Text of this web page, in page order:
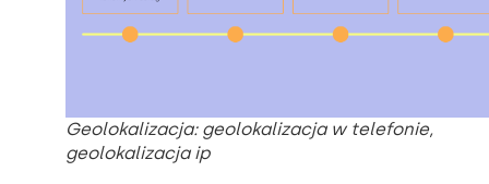
Geolokalizacja: geolokalizacja w telefonie,
geolokalizacja ip